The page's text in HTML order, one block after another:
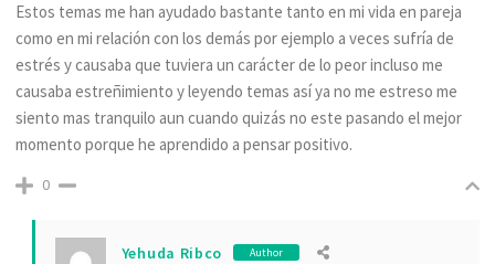
Estos temas me han ayudado bastante tanto en mi vida en pareja
como en mi relación con los demás por ejemplo a veces sufría de
estrés y causaba que tuviera un carácter de lo peor incluso me
causaba estreñimiento y leyendo temas así ya no me estreso me
siento mas tranquilo aun cuando quizás no este pasando el mejor
momento porque he aprendido a pensar positivo.
0
Yehuda Ribco Author